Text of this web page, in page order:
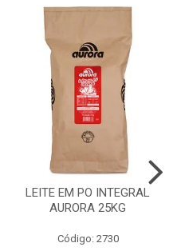
LEITE EM PO INTEGRAL
AURORA 25KG
Código: 2730